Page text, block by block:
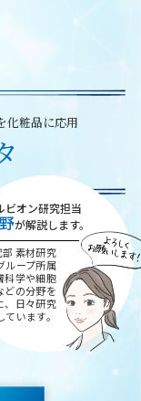
化粧品に応用
ビオン研究担当
が解説します。
部 素材研究
ループ所属
科学や細胞
どの分野を
日々研究
ています。